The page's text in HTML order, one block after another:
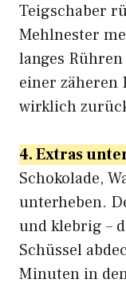
Teigschaber
Mehlnester
langes
einer zäheren
wirklich
4. Extras
Schokolade,
unterheben.
und klebrig –
Schüssel
Minuten in